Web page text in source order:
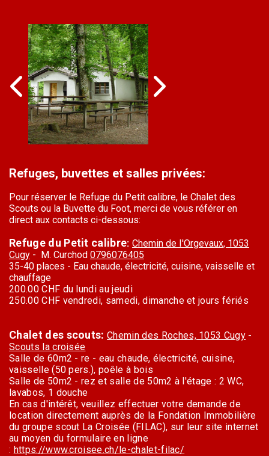
Refuges, buvettes et salles privées:
Pour réserver le Refuge du Petit calibre, le Chalet des
Scouts ou la Buvette du Foot, merci de vous référer en
direct aux contacts ci-dessous:
Refuge du Petit calibre: Chemin de I'Orgevaux, 1053
Cugy - M. Curchod 0796076405
35-40 places - Eau chaude, électricité, cuisine, vaisselle et
chauffage
200.00 CHF du lundi au jeudi
250.00 CHF vendredi, samedi, dimanche et jours fériés
Chalet des scouts: Chemin des Roches, 1053 Cugy -
Scouts la croisée
Salle de 60m2 - re - eau chaude, électricité, cuisine,
vaisselle (50 pers.), poêle à bois
Salle de 50m2 - rez et salle de 50m2 à l'étage : 2 WC,
lavabos, 1 douche
En cas d'intérêt, veuillez effectuer votre demande de
location directement auprès de la Fondation Immobilière
du groupe scout La Croisée (FILAC), sur leur site internet
au moyen du formulaire en ligne
: https://www.croisee.ch/le-chalet-filac/